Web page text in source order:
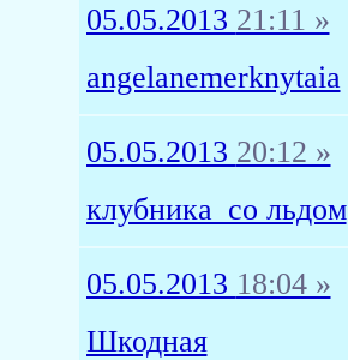
05.05.2013 21:11 »
angelanemerknytaia
05.05.2013 20:12 »
клубника_со льдом
05.05.2013 18:04 »
Шкодная